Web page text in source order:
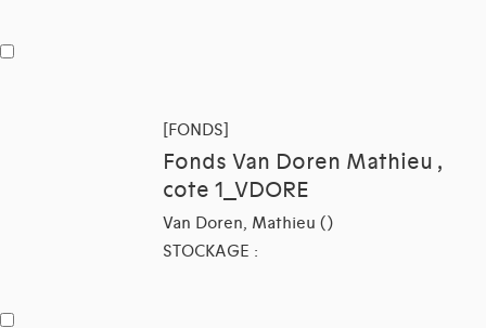
[FONDS]
Fonds Van Doren Mathieu ,
cote 1_VDORE
Van Doren, Mathieu ()
STOCKAGE :